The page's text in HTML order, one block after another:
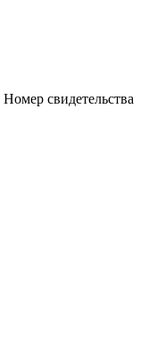
Номер свидетельства